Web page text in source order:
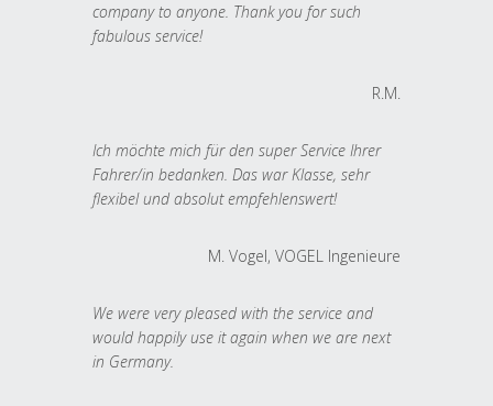
company to anyone. Thank you for such
fabulous service!
R.M.
Ich möchte mich für den super Service Ihrer
Fahrer/in bedanken. Das war Klasse, sehr
flexibel und absolut empfehlenswert!
M. Vogel, VOGEL Ingenieure
We were very pleased with the service and
would happily use it again when we are next
in Germany.